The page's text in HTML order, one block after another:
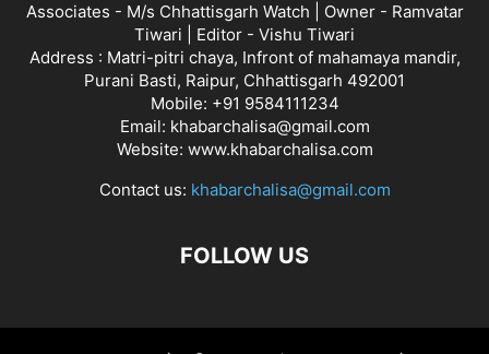
Associates - M/s Chhattisgarh Watch | Owner - Ramvatar
Tiwari | Editor - Vishu Tiwari
Address : Matri-pitri chaya, Infront of mahamaya mandir,
Purani Basti, Raipur, Chhattisgarh 492001
Mobile: +91 9584111234
Email: khabarchalisa@gmail.com
Website: www.khabarchalisa.com
Contact us: khabarchalisa@gmail.com
FOLLOW US